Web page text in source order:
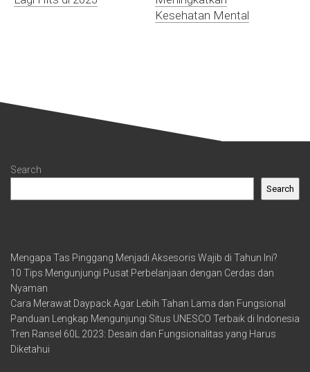
Kesehatan Mental
Search
Search
Mengapa Tas Pinggang Menjadi Aksesoris Wajib di Tahun Ini?
10 Tips Mengunjungi Pusat Perbelanjaan dengan Cerdas dan
Nyaman
Cara Merawat Daypack Agar Lebih Tahan Lama dan Fungsional
Panduan Lengkap Mengunjungi Situs UNESCO Terbaik di Indonesia
Tren Ransel 60L 2023: Desain dan Fungsionalitas yang Harus
Diketahui